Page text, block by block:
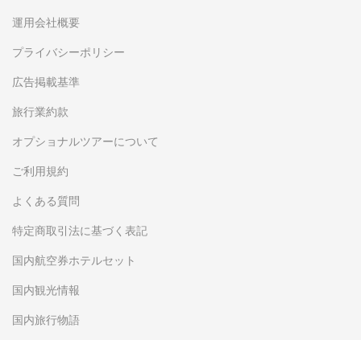
運用会社概要
プライバシーポリシー
広告掲載基準
旅行業約款
オプショナルツアーについて
ご利用規約
よくある質問
特定商取引法に基づく表記
国内航空券ホテルセット
国内観光情報
国内旅行物語